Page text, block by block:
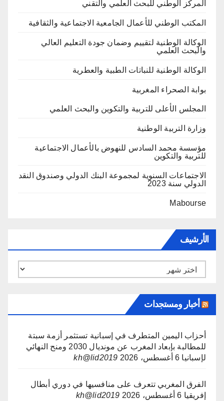
المركز الوطني للبحث العلمي والتقني
المكتب الوطني للأعمال الجامعية الاجتماعية والثقافية
الوكالة الوطنية لتقييم وضمان جودة التعليم العالي
والبحث العلمي
الوكالة الوطنية للنباتات الطبية والعطرية
بوابة الصحراء المغربية
المجلس الأعلى للتربية والتكوين والبحث العلمي
وزارة التربية الوطنية
مؤسسة محمد السادس للنهوض بالأعمال الاجتماعية
للتربية والتكوين
الاجتماعات السنوية لمجموعة البنك الدولي وصندوق النقد
الدولي سنة 2023
Mabourse
الأرشيف
الأرشيف
أخبار ومستجدات
أحزاب اليمين المتطرف في إسبانية تستثمر أزمة سبتة
للمطالبة بإبعاد المغرب عن مونديال 2030 ومنح النهائي
لإسبانيا 6 أغسطس، 2026 kh@lid2019
الفرق المغربي تتعرف على منافسيها في دوري أبطال
إفريقيا 6 أغسطس، 2026 kh@lid2019